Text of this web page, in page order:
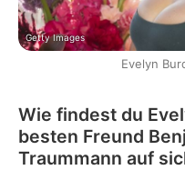
Getty Images
Evelyn
Wie findest du
besten Freund
Traummann auf